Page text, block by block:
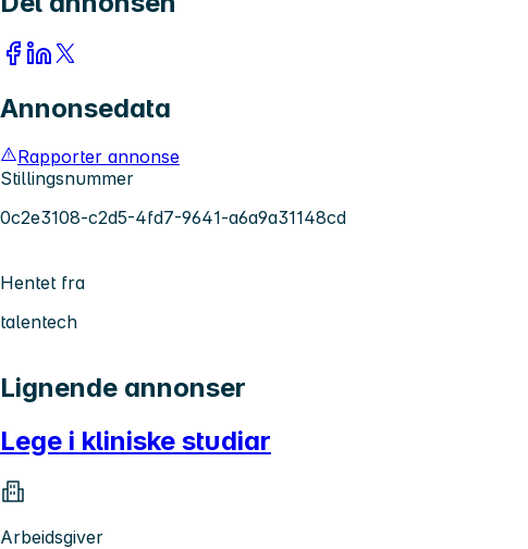
Annonsedata
Rapporter annonse
Stillingsnummer
0c2e3108-c2d5-4fd7-9641-a6a9a31148cd
Hentet fra
talentech
Lignende annonser
Lege i kliniske studiar
Arbeidsgiver